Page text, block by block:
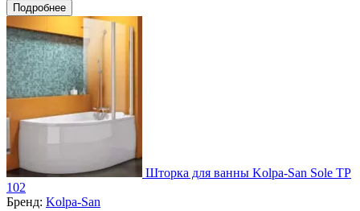
Подробнее
Шторка для ванны Kolpa-San Sole TP
102
Бренд: Kolpa-San